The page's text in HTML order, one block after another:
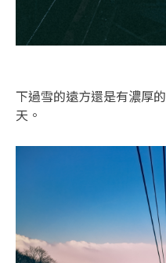
下過雪的遠方還是有濃厚
天。